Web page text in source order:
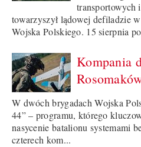
transportowych
towarzyszył lądowej defiladzie
Wojska Polskiego. 15 sierpnia
Kompania
W dwóch brygadach Wojska
44” – programu, którego
nasycenie batalionu systemami
czterech kom...